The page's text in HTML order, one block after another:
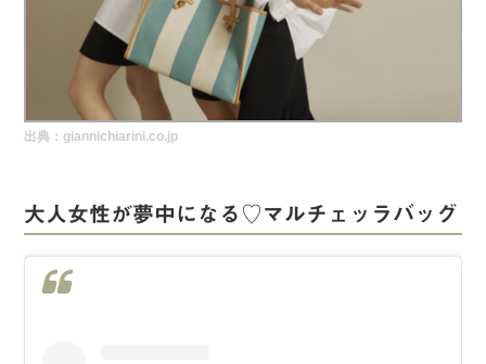
実録！海外ショップで買ってみた！
海外SHOP LIST
出典：giannichiarini.co.jp
大人女性が夢中になる♡マルチェッラバッグ